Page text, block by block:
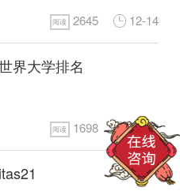
阅读 2645 12-14
界大学排名
阅读 1698 12-12